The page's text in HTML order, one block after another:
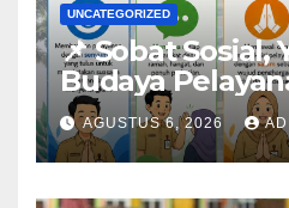
UNCATEGORIZED
📌 Sobat Sosial,
Budaya
AGUSTUS 6, 2026